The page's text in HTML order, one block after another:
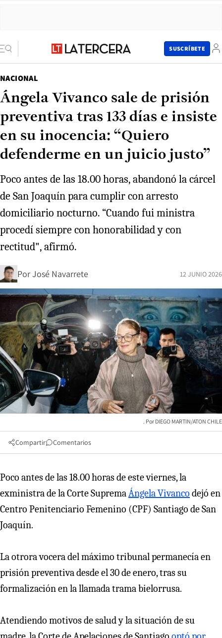
SUSCRÍBETE
NACIONAL
Ángela Vivanco sale de prisión
preventiva tras 133 días e insiste
en su inocencia: “Quiero
defenderme en un juicio justo”
Poco antes de las 18.00 horas, abandonó la cárcel
de San Joaquín para cumplir con arresto
domiciliario nocturno. “Cuando fui ministra
procedí siempre con honorabilidad y con
rectitud", afirmó.
PorJosé Navarrete 12 JUNIO 2026
DIEGO MARTIN/ATON CHILE
Compartir Comentarios
Poco antes de las 18.00 horas de este viernes, la
exministra de la Corte SupremaÁngela Vivanco dejó en
Centro Penitenciario Femenino (CPF) Santiago de San
Joaquín.
La otrora vocera del máximo tribunal permanecía en
prisión preventiva desde el 30 de enero, tras su
formalización en la llamada trama bielorrusa.
Atendiendo motivos de salud y la situación de su